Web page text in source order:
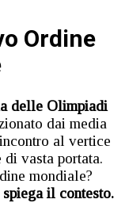
Ordine
delle Olimpiadi
dai media
al vertice
di vasta portata.
mondiale?
il contesto.